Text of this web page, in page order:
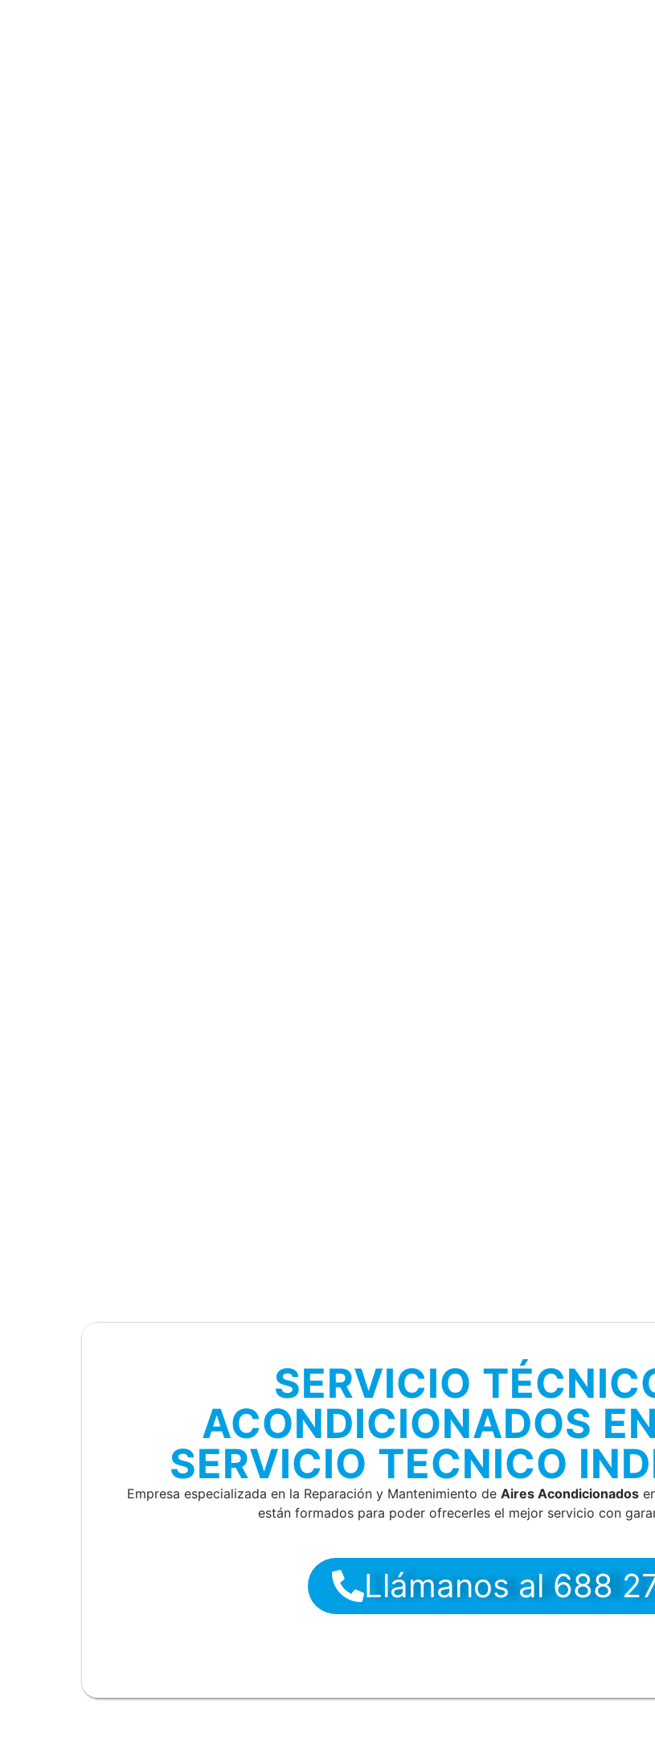
SERVICIO
ACONDICIONADOS
SERVICIO TECNICO
Empresa especializada en la Reparación y Mantenimiento de Aires Acondicionados
están formados para poder ofrecerles el mejor servicio con
Llámanos al 688